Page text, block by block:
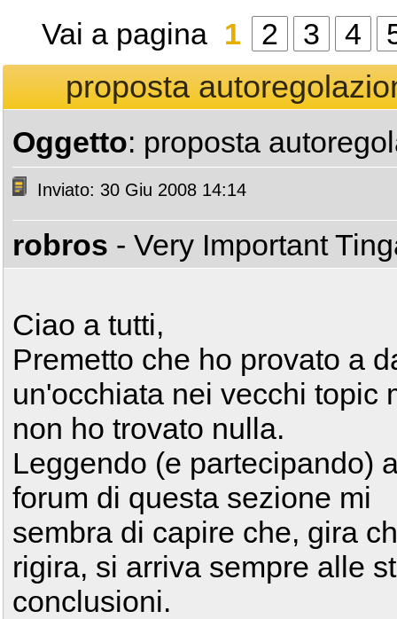
Vai a pagina 1 2 3 4
proposta
Oggetto: proposta
Inviato: 30 Giu 2008 14:14
robros - Very Important
Ciao a tutti,
Premetto che ho provato a
un'occhiata nei vecchi topic
non ho trovato nulla.
Leggendo (e partecipando)
forum di questa sezione mi
sembra di capire che, gira
rigira, si arriva sempre alle
conclusioni.